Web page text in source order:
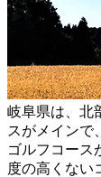
岐阜県は、北
スがメインで
ゴルフコース
度の高くない